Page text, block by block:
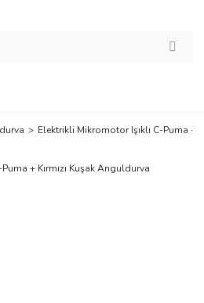
Elektrikli Mikromotor Işıklı C-Puma +